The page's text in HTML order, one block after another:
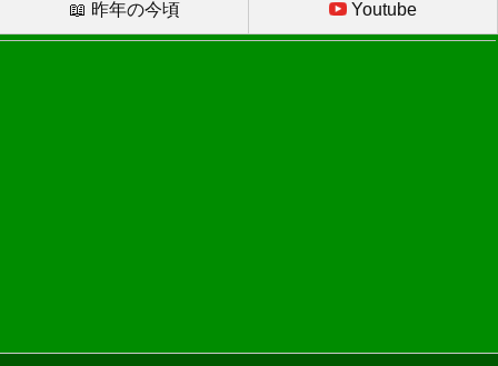
📖 昨年の今頃 Youtube